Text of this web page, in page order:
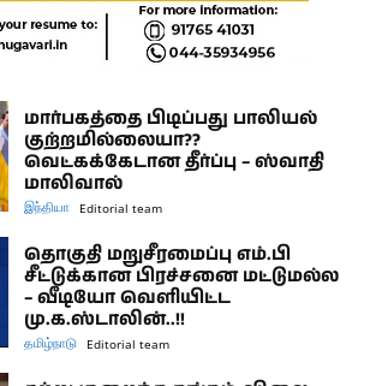
மார்பகத்தை பிடிப்பது பாலியல்
குற்றமில்லையா??
வெட்கக்கேடான தீர்ப்பு – ஸ்வாதி
மாலிவால்
இந்தியா Editorial team
தொகுதி மறுசீரமைப்பு எம்.பி
சீட்டுக்கான பிரச்சனை மட்டுமல்ல
– வீடியோ வெளியிட்ட
மு.க.ஸ்டாலின்..!!
தமிழ்நாடு Editorial team